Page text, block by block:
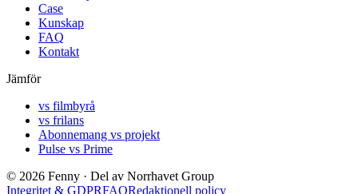
Case
Kunskap
FAQ
Kontakt
Jämför
vs filmbyrå
vs frilans
Abonnemang vs projekt
Pulse vs Prime
© 2026 Fenny · Del av Norrhavet Group
Integritet & GDPRFAQRedaktionell policy